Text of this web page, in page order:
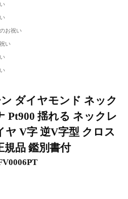
お祝い
い
ダイヤモンド ネック
Pt900 揺れる ネックレ
ヤ V字 逆V字型 クロス
規品 鑑別書付